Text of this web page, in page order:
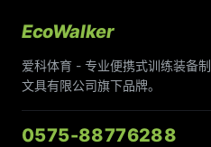
EcoWalker
爱科体育 - 专业便携式训练装备
文具有限公司旗下品牌。
0575-88776288